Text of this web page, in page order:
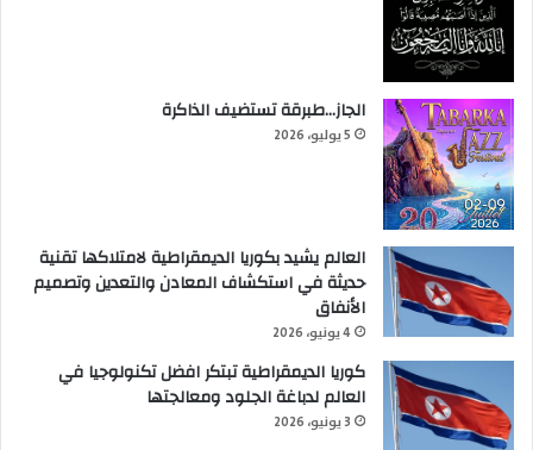
الجاز…طبرقة تستضيف الذاكرة
5 يوليو، 2026
العالم يشيد بكوريا الديمقراطية لامتلاكها تقنية
حديثة في استكشاف المعادن والتعدين وتصميم
الأنفاق
4 يونيو، 2026
كوريا الديمقراطية تبتكر افضل تكنولوجيا في
العالم لدباغة الجلود ومعالجتها
3 يونيو، 2026